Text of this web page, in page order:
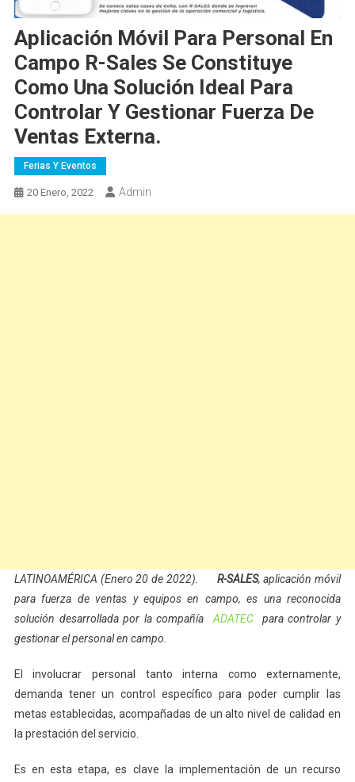
Aplicación Móvil Para Personal En
Campo R-Sales Se Constituye
Como Una Solución Ideal Para
Controlar Y Gestionar Fuerza De
Ventas Externa.
Ferias Y Eventos
20 Enero, 2022 Admin
LATINOAMÉRICA (Enero 20 de 2022). R-SALES, aplicación móvil
para fuerza de ventas y equipos en campo, es una reconocida
solución desarrollada por la compañíaADATECpara controlar y
gestionar el personal en campo.
El involucrar personal tanto interna como externamente,
demanda tener un control específico para poder cumplir las
metas establecidas, acompañadas de un alto nivel de calidad en
la prestación del servicio.
Es en esta etapa, es clave la implementación de un recurso